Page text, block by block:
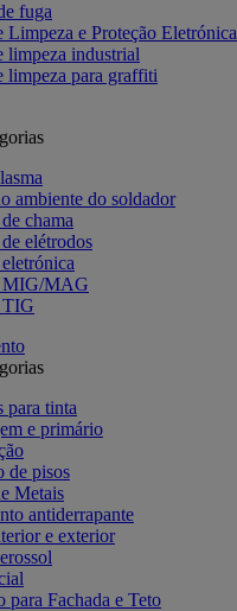
fuga
Limpeza e Proteção Eletrónica
limpeza industrial
limpeza para graffiti
ambiente do soldador
chama
elétrodos
MIG/MAG
TIG
para tinta
e primário
de pisos
Metais
antiderrapante
e exterior
para Fachada e Teto